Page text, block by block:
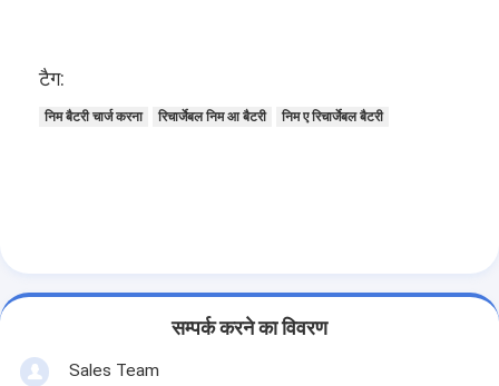
टैग:
निम बैटरी चार्ज करना रिचार्जेबल निम आ बैटरी निम ए रिचार्जेबल बैटरी
सम्पर्क करने का विवरण
Sales Team